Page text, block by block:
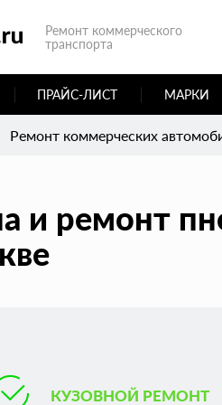
Ремонт коммерческого
транспорта
ПРАЙС-ЛИСТ МАРКИ
Ремонт коммерческих
и ремонт
КУЗОВНОЙ РЕМОНТ